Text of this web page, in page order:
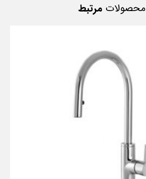
محصولات مرتبط